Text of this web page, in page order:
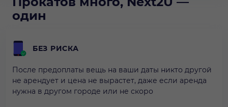
один
БЕЗ РИСКА
После предоплаты вещь на ваши даты никто другой
не арендует и цена не вырастет, даже если аренда
нужна в другом городе или не скоро